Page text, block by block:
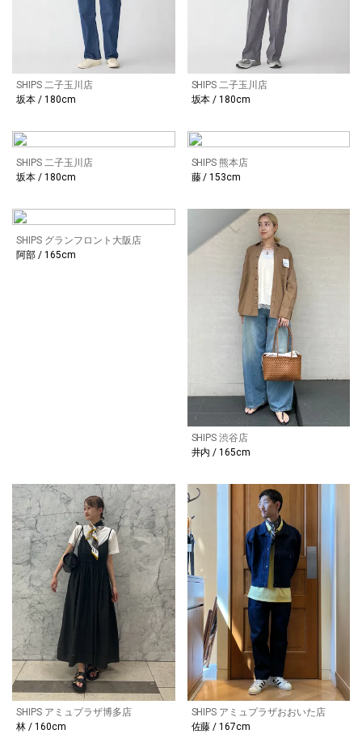
SHIPS 二子玉川店
坂本 / 180cm
SHIPS 二子玉川店
坂本 / 180cm
SHIPS 二子玉川店
坂本 / 180cm
SHIPS 熊本店
藤 / 153cm
SHIPS グランフロント大阪店
阿部 / 165cm
SHIPS 渋谷店
井内 / 165cm
SHIPS アミュプラザ博多店
林 / 160cm
SHIPS アミュプラザおおいた店
佐藤 / 167cm